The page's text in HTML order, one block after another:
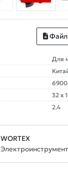
Для
32 x
2.4
WORTEX
Электроинструмент